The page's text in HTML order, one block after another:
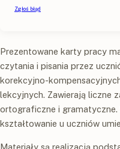
Prezentowane karty pracy
czytania i pisania przez
korekcyjno-
lekcyjnych. Zawierają liczne
ortograficzne i gramatyczne.
kształtowanie u uczniów
Materiały są realizacją